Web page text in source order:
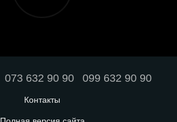
073 632 90 90 099 632 90 90
Контакты